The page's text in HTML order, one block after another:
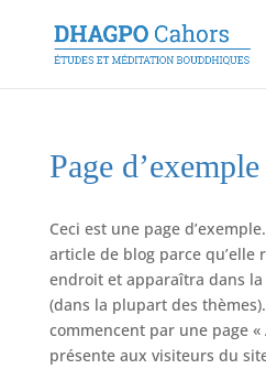
Page d’exemple
Ceci est une page
article de blog parce qu’elle
endroit et apparaîtra dans
(dans la plupart des
commencent par une page «
présente aux visiteurs du